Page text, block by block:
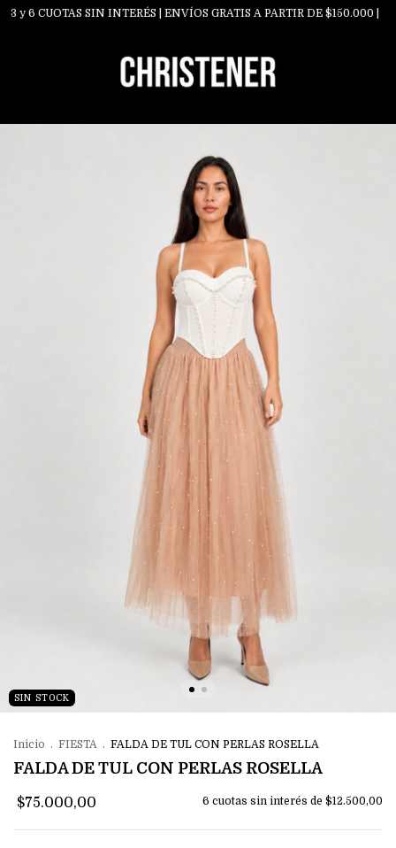
6 CUOTAS SIN INTERÉS | ENVÍOS GRATIS A PARTIR DE $150.000 |
SIN STOCK
Inicio . FIESTA . FALDA DE TUL CON PERLAS ROSELLA
FALDA DE TUL CON PERLAS ROSELLA
$75.000,00 6 cuotas sin interés de $12.500,00